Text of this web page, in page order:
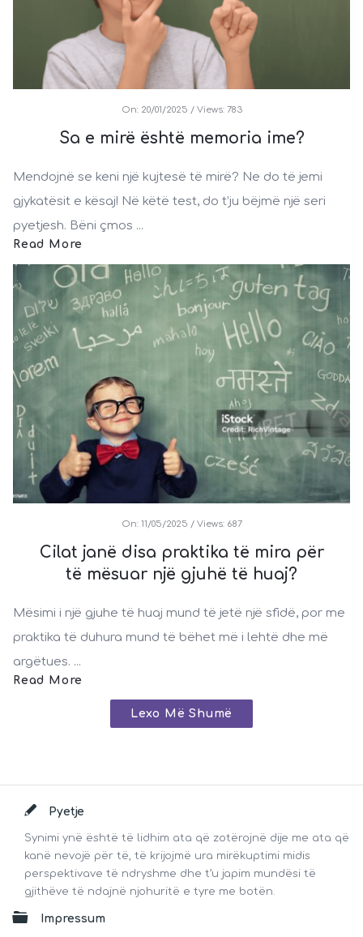
On: 20/01/2025 Views: 783
Sa e mirë është memoria ime?
Mendojnë se keni një kujtesë të mirë? Ne do të jemi
gjykatësit e kësaj! Në këtë test, do t’ju bëjmë një seri
pyetjesh. Bëni çmos ...
Read More
On: 11/05/2025 Views: 687
Cilat janë disa praktika të mira për
të mësuar një gjuhë të huaj?
Mësimi i një gjuhe të huaj mund të jetë një sfidë, por me
praktika të duhura mund të bëhet më i lehtë dhe më
argëtues. ...
Read More
Lexo Më Shumë
FooterPyetje
Synimi ynë është të lidhim ata që zotërojnë dije me ata që
kanë nevojë për të, të krijojmë ura mirëkuptimi midis
perspektivave të ndryshme dhe t’u japim mundësi të
gjithëve të ndajnë njohuritë e tyre me botën.
Impressum